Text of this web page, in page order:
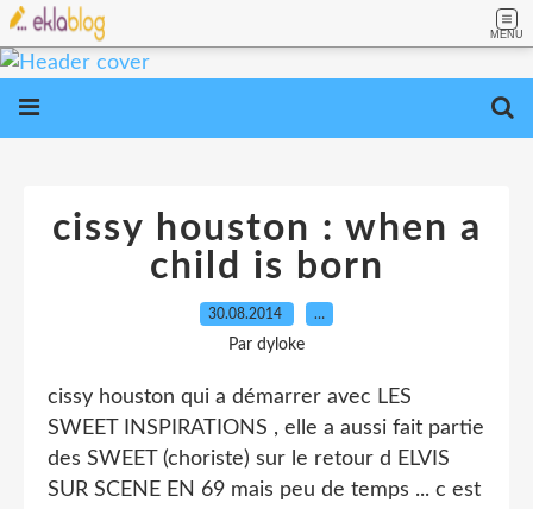
MENU
cissy houston : when a
child is born
30.08.2014 …
Par dyloke
cissy houston qui a démarrer avec LES
SWEET INSPIRATIONS , elle a aussi fait partie
des SWEET (choriste) sur le retour d ELVIS
SUR SCENE EN 69 mais peu de temps ... c est